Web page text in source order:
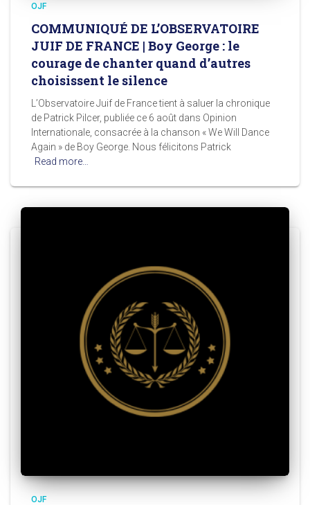
OJF
COMMUNIQUÉ DE L’OBSERVATOIRE
JUIF DE FRANCE | Boy George : le
courage de chanter quand d’autres
choisissent le silence
L’Observatoire Juif de France tient à saluer la chronique
de Patrick Pilcer, publiée ce 6 août dans Opinion
Internationale, consacrée à la chanson « We Will Dance
Again » de Boy George. Nous félicitons Patrick
Read more…
OJF